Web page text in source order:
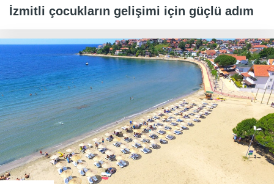
İzmitli çocukların gelişimi için güçlü adım